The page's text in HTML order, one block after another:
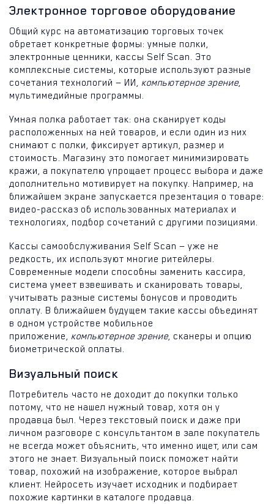
Электронное торговое оборудование
Общий курс на автоматизацию торговых точек
обретает конкретные формы: умные полки,
электронные ценники, кассы Self Scan. Это
комплексные системы, которые используют разные
сочетания технологий — ИИ, компьютерное зрение,
мультимедийные программы.
Умная полка работает так: она сканирует коды
расположенных на ней товаров, и если один из них
снимают с полки, фиксирует артикул, размер и
стоимость. Магазину это помогает минимизировать
кражи, а покупателю упрощает процесс выбора и даже
дополнительно мотивирует на покупку. Например, на
ближайшем экране запускается презентация о товаре:
видео-рассказ об использованных материалах и
технологиях, подбор сочетаний с другими позициями.
Кассы самообслуживания Self Scan — уже не
редкость, их используют многие ритейлеры.
Современные модели способны заменить кассира,
система умеет взвешивать и сканировать товары,
учитывать разные системы бонусов и проводить
оплату. В ближайшем будущем такие кассы объединят
в одном устройстве мобильное
приложение, компьютерное зрение, сканеры и опцию
биометрической оплаты.
Визуальный поиск
Потребитель часто не доходит до покупки только
потому, что не нашел нужный товар, хотя он у
продавца был. Через текстовый поиск и даже при
личном разговоре с консультантом в зале покупатель
не всегда может объяснить, что именно ищет, или сам
этого не знает. Визуальный поиск поможет найти
товар, похожий на изображение, которое выбрал
клиент. Нейросеть изучает исходник и подбирает
похожие картинки в каталоге продавца.